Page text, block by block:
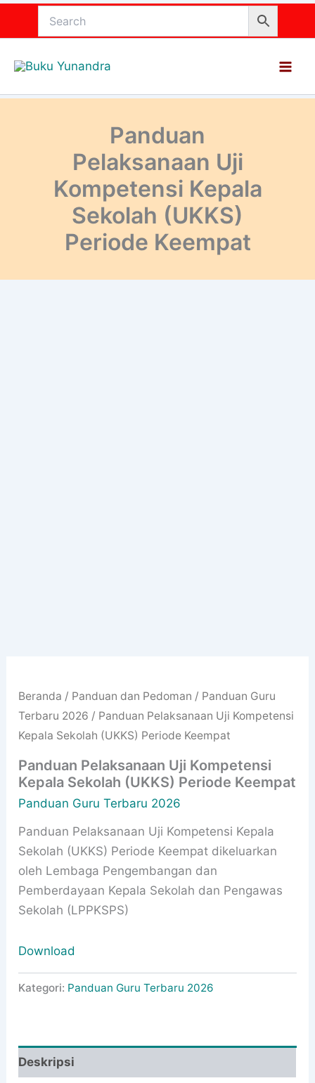
Panduan
Pelaksanaan Uji
Kompetensi Kepala
Sekolah (UKKS)
Periode Keempat
Beranda / Panduan dan Pedoman / Panduan Guru
Terbaru 2026 / Panduan Pelaksanaan Uji Kompetensi
Kepala Sekolah (UKKS) Periode Keempat
Panduan Pelaksanaan Uji Kompetensi
Kepala Sekolah (UKKS) Periode Keempat
Panduan Guru Terbaru 2026
Panduan Pelaksanaan Uji Kompetensi Kepala
Sekolah (UKKS) Periode Keempat dikeluarkan
oleh Lembaga Pengembangan dan
Pemberdayaan Kepala Sekolah dan Pengawas
Sekolah (LPPKSPS)
Download
Kategori: Panduan Guru Terbaru 2026
Deskripsi